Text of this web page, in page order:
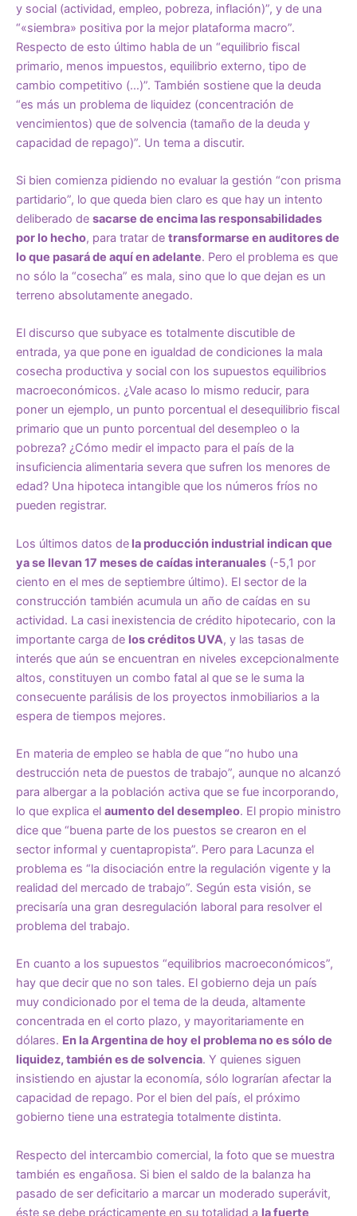
y social (actividad, empleo, pobreza, inflación)”, y de una
“«siembra» positiva por la mejor plataforma macro”.
Respecto de esto último habla de un “equilibrio fiscal
primario, menos impuestos, equilibrio externo, tipo de
cambio competitivo (…)”. También sostiene que la deuda
“es más un problema de liquidez (concentración de
vencimientos) que de solvencia (tamaño de la deuda y
capacidad de repago)”. Un tema a discutir.
Si bien comienza pidiendo no evaluar la gestión “con prisma
partidario”, lo que queda bien claro es que hay un intento
deliberado de sacarse de encima las responsabilidades
por lo hecho, para tratar de transformarse en auditores de
lo que pasará de aquí en adelante. Pero el problema es que
no sólo la “cosecha” es mala, sino que lo que dejan es un
terreno absolutamente anegado.
El discurso que subyace es totalmente discutible de
entrada, ya que pone en igualdad de condiciones la mala
cosecha productiva y social con los supuestos equilibrios
macroeconómicos. ¿Vale acaso lo mismo reducir, para
poner un ejemplo, un punto porcentual el desequilibrio fiscal
primario que un punto porcentual del desempleo o la
pobreza? ¿Cómo medir el impacto para el país de la
insuficiencia alimentaria severa que sufren los menores de
edad? Una hipoteca intangible que los números fríos no
pueden registrar.
Los últimos datos de la producción industrial indican que
ya se llevan 17 meses de caídas interanuales (-5,1 por
ciento en el mes de septiembre último). El sector de la
construcción también acumula un año de caídas en su
actividad. La casi inexistencia de crédito hipotecario, con la
importante carga de los créditos UVA, y las tasas de
interés que aún se encuentran en niveles excepcionalmente
altos, constituyen un combo fatal al que se le suma la
consecuente parálisis de los proyectos inmobiliarios a la
espera de tiempos mejores.
En materia de empleo se habla de que “no hubo una
destrucción neta de puestos de trabajo”, aunque no alcanzó
para albergar a la población activa que se fue incorporando,
lo que explica el aumento del desempleo. El propio ministro
dice que “buena parte de los puestos se crearon en el
sector informal y cuentapropista”. Pero para Lacunza el
problema es “la disociación entre la regulación vigente y la
realidad del mercado de trabajo”. Según esta visión, se
precisaría una gran desregulación laboral para resolver el
problema del trabajo.
En cuanto a los supuestos “equilibrios macroeconómicos”,
hay que decir que no son tales. El gobierno deja un país
muy condicionado por el tema de la deuda, altamente
concentrada en el corto plazo, y mayoritariamente en
dólares. En la Argentina de hoy el problema no es sólo de
liquidez, también es de solvencia. Y quienes siguen
insistiendo en ajustar la economía, sólo lograrían afectar la
capacidad de repago. Por el bien del país, el próximo
gobierno tiene una estrategia totalmente distinta.
Respecto del intercambio comercial, la foto que se muestra
también es engañosa. Si bien el saldo de la balanza ha
pasado de ser deficitario a marcar un moderado superávit,
éste se debe prácticamente en su totalidad a la fuerte